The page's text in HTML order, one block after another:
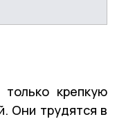
крепкую
Они трудятся в